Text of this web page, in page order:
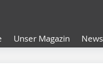
Unser Magazin News